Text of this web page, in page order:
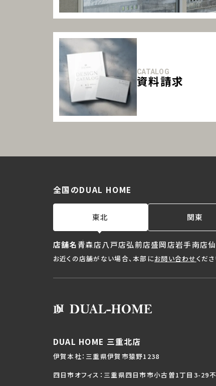
CATALOG
資料請求
全国のDUAL HOME
東北 関東
店舗名青森店八戸店弘前店盛岡店岩手南店
お近くの店舗がない場合、本部にお問い合わせくださ
DUAL HOME 三重北店
伊賀本社：三重県伊賀市猿野1238
四日市オフィス：三重県四日市市小古曽1丁目3-29